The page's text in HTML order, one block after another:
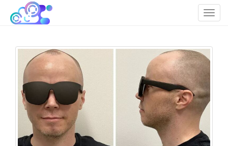
T
g
l
e
a
a
Облако технологий
cloudteh.ru